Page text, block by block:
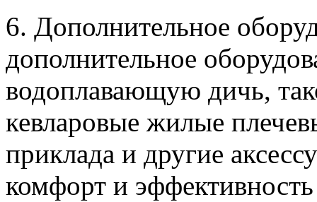
6. Дополнительное
дополнительное
водоплавающую дичь,
кевларовые жилые
приклада и другие
комфорт и